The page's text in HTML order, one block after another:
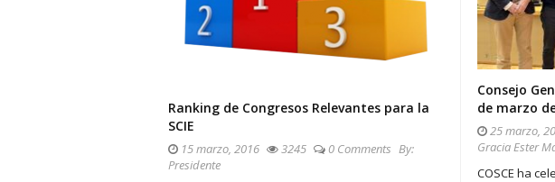
Ranking de Congresos Relevantes para la
SCIE
15 marzo, 2016 3245 0 Comments By:
Presidente
Consejo
de marzo
25 marzo,
Gracia Ester
COSCE ha